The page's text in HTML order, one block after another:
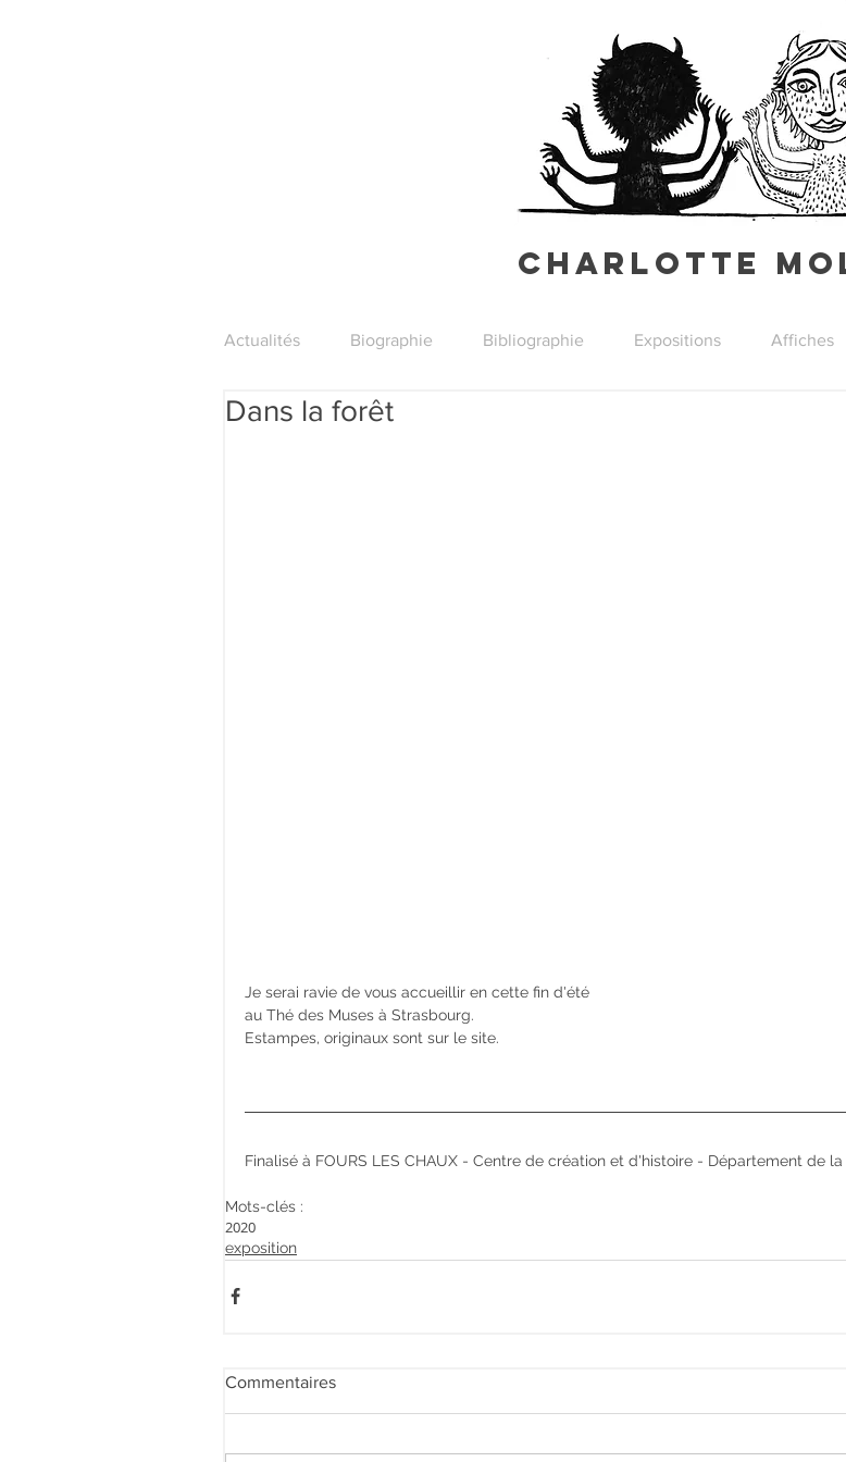
Charlotte
Dans la forêt
Je serai ravie de vous accueillir en cette fin d'été
au Thé des Muses à Strasbourg.
Estampes, originaux sont sur le site.
Finalisé à FOURS LES CHAUX - Centre de création et d'histoire - Département de
Mots-clés :
2020
exposition
Commentaires
Actualités Biographie Bibliographie Expositions Affiches